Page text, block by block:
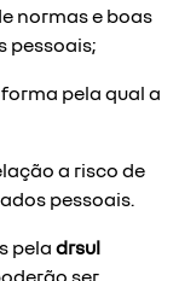
normas e boas
pessoais;
pela qual a
a risco de
pessoais.
pela drsul
ser